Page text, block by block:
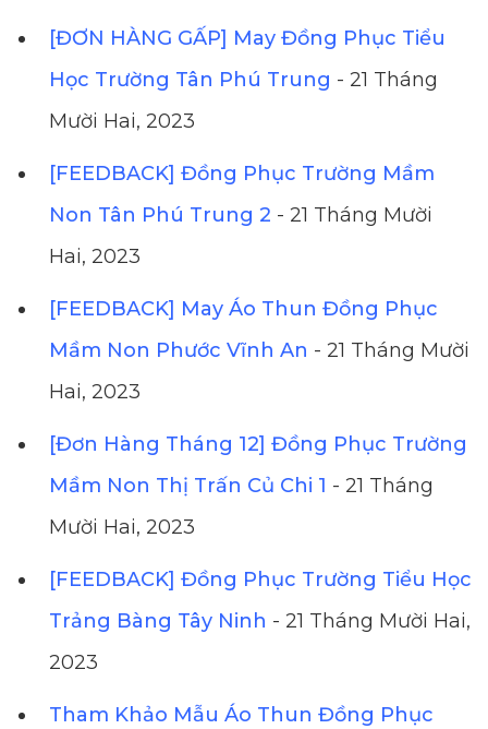
[ĐƠN HÀNG GẤP] May Đồng Phục Tiểu
Học Trường Tân Phú Trung - 21 Tháng
Mười Hai, 2023
[FEEDBACK] Đồng Phục Trường Mầm
Non Tân Phú Trung 2 - 21 Tháng Mười
Hai, 2023
[FEEDBACK] May Áo Thun Đồng Phục
Mầm Non Phước Vĩnh An - 21 Tháng Mười
Hai, 2023
[Đơn Hàng Tháng 12] Đồng Phục Trường
Mầm Non Thị Trấn Củ Chi 1 - 21 Tháng
Mười Hai, 2023
[FEEDBACK] Đồng Phục Trường Tiểu Học
Trảng Bàng Tây Ninh - 21 Tháng Mười Hai,
2023
Tham Khảo Mẫu Áo Thun Đồng Phục